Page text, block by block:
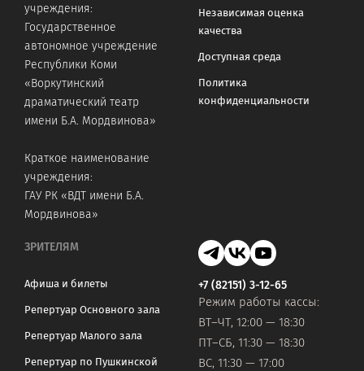
учреждения:
Государственное
автономное учреждение
Республики Коми
«Воркутинский
драматический театр
имени Б.А. Мордвинова»
Краткое наименование
учреждения:
ГАУ РК «ВДТ имени Б.А.
Мордвинова»
Независимая оценка
качества
Доступная среда
Политика
конфиденциальности
ЗРИТЕЛЯМ
Афиша и билеты
Репертуар Основного зала
Репертуар Малого зала
Репертуар по Пушкинской
+7 (82151) 3-12-65
Режим работы кассы:
ВТ–ЧТ, 12:00 — 18:30
ПТ–СБ, 11:30 — 18:30
ВС, 11:30 — 17:00